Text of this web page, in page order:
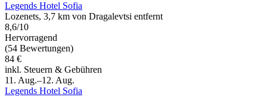
Legends Hotel Sofia
Lozenets, 3,7 km von Dragalevtsi entfernt
8,6/10
Hervorragend
(54 Bewertungen)
84 €
inkl. Steuern & Gebühren
11. Aug.–12. Aug.
Legends Hotel Sofia